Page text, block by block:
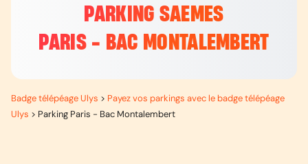
PARKING SAEMES
PARIS - BAC MONTALEMBERT
Badge télépéage Ulys > Payez vos parkings avec le badge télépéage
Ulys > Parking Paris - Bac Montalembert